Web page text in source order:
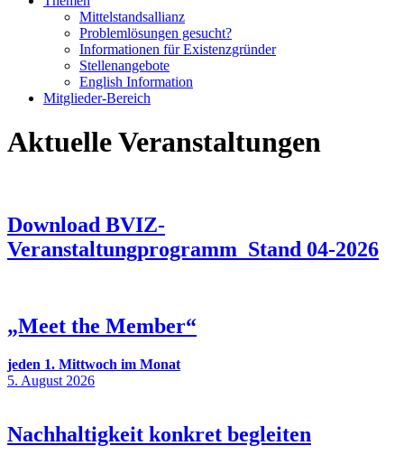
Mittelstandsallianz
Problemlösungen gesucht?
Informationen für Existenzgründer
Stellenangebote
English Information
Mitglieder-Bereich
Aktuelle Veranstaltungen
Download BVIZ-
Veranstaltungprogramm_Stand 04-2026
„Meet the Member“
jeden 1. Mittwoch im Monat
5. August 2026
Nachhaltigkeit konkret begleiten